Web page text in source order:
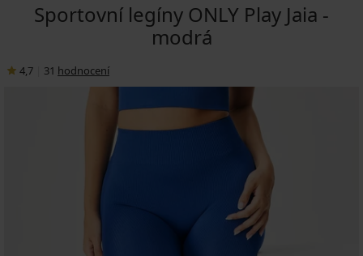
Sportovní legíny ONLY Play Jaia -
modrá
4,7 31 hodnocení